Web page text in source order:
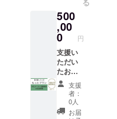
て、ご
来店い
ただく
日程相
談のご
連絡を
いたし
ます
（現
在、木
曜〜日
岡県沼
津市我
入道浜
町308）
・オス
スメは
「こど
も向
け：廃
材工
作、自
ます ・
交通
費、宿
泊費
（場所
によっ
て要宿
泊の場
合）は
別途ご
支給お
能です
・2024
年2月頃
に、
CAMPF
IREの
メッ
セージ
機能に
て、貸
切にて
る
500
,00
0 円
支援い
ただい
たお礼
メッ
セージ
をお送
りしま
支援
者：
0人
お届